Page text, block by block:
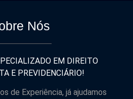
Nós
EM DIREITO
E PREVIDENCIÁRIO!
de Experiência, já ajudamos